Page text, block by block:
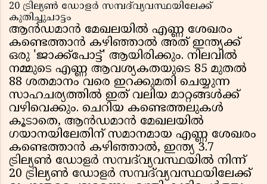
20 ട്രില്യൺ ഡോളർ സമ്പദ്‌വ്യവസ്ഥയിലേക്ക്
കുതിച്ചുചാട്ടം
ആൻഡമാൻ മേഖലയിൽ എണ്ണ ശേഖരം
കണ്ടെത്താൻ കഴിഞ്ഞാൽ അത് ഇന്ത്യക്ക്
ഒരു 'ജാക്ക്പോട്ട്' ആയിരിക്കും. നിലവിൽ
നമ്മുടെ എണ്ണ ആവശ്യകതയുടെ 85 മുതൽ
88 ശതമാനം വരെ ഇറക്കുമതി ചെയ്യുന്ന
സാഹചര്യത്തിൽ ഇത് വലിയ മാറ്റങ്ങൾക്ക്
വഴിവെക്കും. ചെറിയ കണ്ടെത്തലുകൾ
കൂടാതെ, ആൻഡമാൻ മേഖലയിൽ
ഗയാനയിലേതിന് സമാനമായ എണ്ണ ശേഖരം
കണ്ടെത്താൻ കഴിഞ്ഞാൽ, ഇന്ത്യ 3.7
ട്രില്യൺ ഡോളർ സമ്പദ്‌വ്യവസ്ഥയിൽ നിന്ന്
20 ട്രില്യൺ ഡോളർ സമ്പദ്‌വ്യവസ്ഥയിലേക്ക്